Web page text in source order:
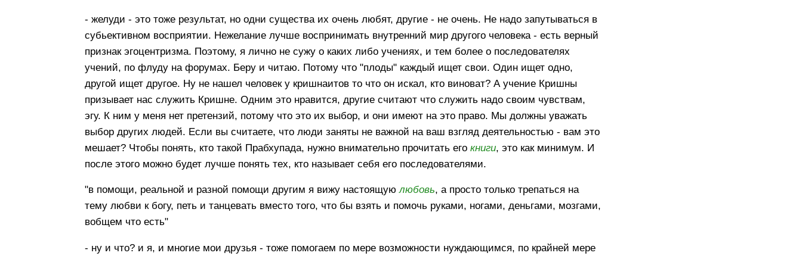
- желуди - это тоже результат, но одни существа их очень любят, другие - не очень. Не надо запутываться в
субьективном восприятии. Нежелание лучше воспринимать внутренний мир другого человека - есть верный
признак эгоцентризма. Поэтому, я лично не сужу о каких либо учениях, и тем более о последователях
учений, по флуду на форумах. Беру и читаю. Потому что "плоды" каждый ищет свои. Один ищет одно,
другой ищет другое. Ну не нашел человек у кришнаитов то что он искал, кто виноват? А учение Кришны
призывает нас служить Кришне. Одним это нравится, другие считают что служить надо своим чувствам,
эгу. К ним у меня нет претензий, потому что это их выбор, и они имеют на это право. Мы должны уважать
выбор других людей. Если вы считаете, что люди заняты не важной на ваш взгляд деятельностью - вам это
мешает? Чтобы понять, кто такой Прабхупада, нужно внимательно прочитать егокниги, это как минимум. И
после этого можно будет лучше понять тех, кто называет себя его последователями.
"в помощи, реальной и разной помощи другим я вижу настоящуюлюбовь, а просто только трепаться на
тему любви к богу, петь и танцевать вместо того, что бы взять и помочь руками, ногами, деньгами, мозгами,
вобщем что есть"
- ну и что? и я, и многие мои друзья - тоже помогаем по мере возможности нуждающимся, по крайней мере